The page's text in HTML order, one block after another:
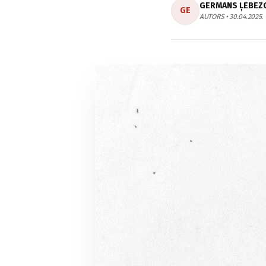
GE GERMANS
AUTORS • 30.04.2025.